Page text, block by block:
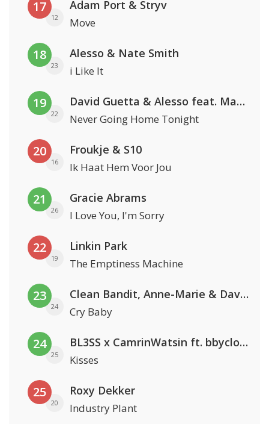
17
12
Adam Port & Stryv
Move
18
23
Alesso & Nate Smith
i Like It
19
22
David Guetta & Alesso feat. Madison Love
Never Going Home Tonight
20
16
Froukje & S10
Ik Haat Hem Voor Jou
21
26
Gracie Abrams
I Love You, I'm Sorry
22
19
Linkin Park
The Emptiness Machine
23
24
Clean Bandit, Anne-Marie & David Guetta
Cry Baby
24
25
BL3SS x CamrinWatsin ft. bbyclose
Kisses
25
20
Roxy Dekker
Industry Plant